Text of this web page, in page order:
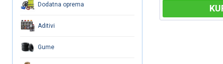
Dodatna oprema
Aditivi
Gume